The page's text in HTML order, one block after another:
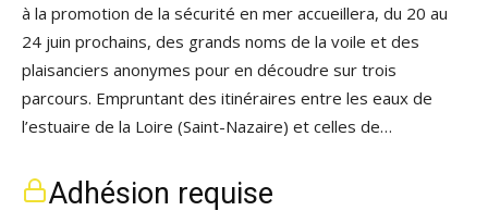
à la promotion de la sécurité en mer accueillera, du 20 au
24 juin prochains, des grands noms de la voile et des
plaisanciers anonymes pour en découdre sur trois
parcours. Empruntant des itinéraires entre les eaux de
l’estuaire de la Loire (Saint-Nazaire) et celles de…
Adhésion requise